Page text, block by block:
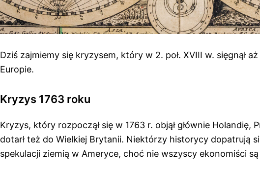
Dziś zajmiemy się kryzysem, który w 2. poł. XVIII w. sięgnął
Europie.
Kryzys 1763 roku
Kryzys, który rozpoczął się w 1763 r. objął głównie Holandię,
dotarł też do Wielkiej Brytanii. Niektórzy historycy dopatrują
spekulacji ziemią w Ameryce, choć nie wszyscy ekonomiści